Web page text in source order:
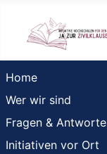
Home
Wer wir sind
Fragen &
Initiativen vor Ort